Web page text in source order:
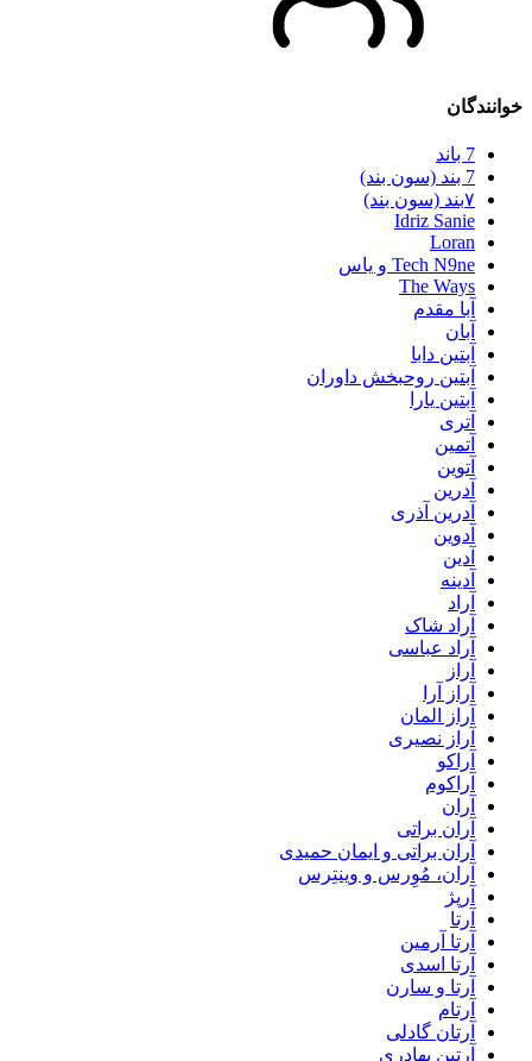
خوانندگان
7 باند
7 بند (سون بند)
۷بند (سون بند)
Idriz Sanie
Loran
Tech N9ne و یاس
The Ways
آبا مقدم
آبان
آبتین دابا
آبتین روحبخش داوران
آبتین یارا
آتری
آتمین
آتوین
آدرین
آدرین آذری
آدوین
آدین
آدینه
آراد
آراد شاک
آراد عباسی
آراز
آراز آرا
آراز المان
آراز نصیری
آراکو
آراکوم
آران
آران براتی
آران براتی و ایمان حمیدی
آران، مُوِرس و وینتِرس
آرپژ
آرتا
آرتا آرمین
آرتا اسدی
آرتا و سارن
آرتام
آرتان گادلی
آرتبن بهادری